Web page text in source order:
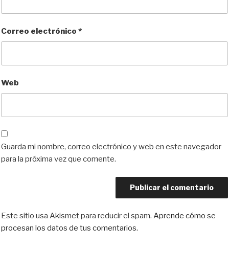
Correo electrónico *
Web
Guarda mi nombre, correo electrónico y web en este navegador
para la próxima vez que comente.
Este sitio usa Akismet para reducir el spam. Aprende cómo se
procesan los datos de tus comentarios.